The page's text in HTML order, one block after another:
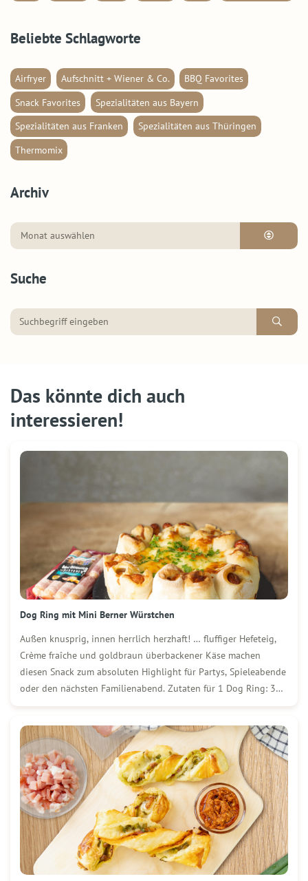
Beliebte Schlagworte
Airfryer Aufschnitt + Wiener & Co.
BBQ Favorites
Snack Favorites
Spezialitäten aus Bayern
Spezialitäten aus Franken
Spezialitäten aus Thüringen
Thermomix
Archiv
Suche
Das könnte dich auch
interessieren!
Dog Ring mit Mini Berner Würstchen
Außen knusprig, innen herrlich herzhaft! … fluffiger Hefeteig,
Crème fraîche und goldbraun überbackener Käse machen
diesen Snack zum absoluten Highlight für Partys, Spieleabende
oder den nächsten Familienabend. Zutaten für 1 Dog Ring: 3